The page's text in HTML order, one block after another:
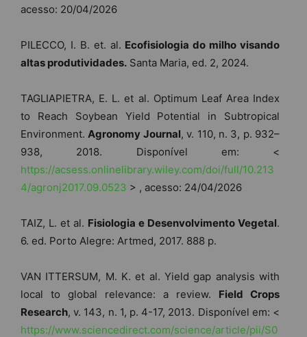
acesso: 20/04/2026
PILECCO, I. B. et. al. Ecofisiologia do milho visando
altas produtividades. Santa Maria, ed. 2, 2024.
TAGLIAPIETRA, E. L. et al. Optimum Leaf Area Index
to Reach Soybean Yield Potential in Subtropical
Environment. Agronomy Journal, v. 110, n. 3, p. 932–
938, 2018. Disponível em: <
https://acsess.onlinelibrary.wiley.com/doi/full/10.213
4/agronj2017.09.0523 > , acesso: 24/04/2026
TAIZ, L. et al. Fisiologia e Desenvolvimento Vegetal.
6. ed. Porto Alegre: Artmed, 2017. 888 p.
VAN ITTERSUM, M. K. et al. Yield gap analysis with
local to global relevance: a review. Field Crops
Research, v. 143, n. 1, p. 4-17, 2013. Disponível em: <
https://www.sciencedirect.com/science/article/pii/S0